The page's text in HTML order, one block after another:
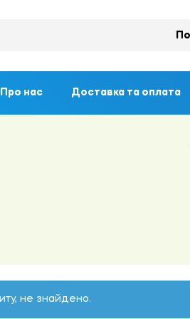
Про нас Доставка та оплата
не знайдено.